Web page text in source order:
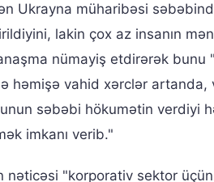
Ukrayna müharibəsi
lakin çox az insanın
nümayiş etdirərək
həmişə vahid xərclər
səbəbi hökumətin verdiyi
imkanı verib."
nəticəsi "korporativ sektor